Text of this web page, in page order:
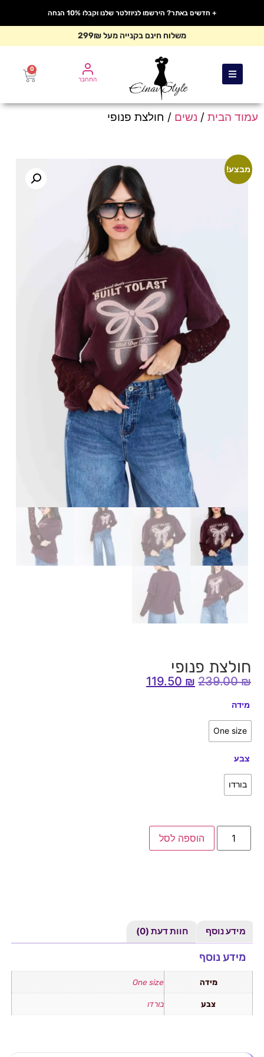
+ חדשים באתר? הירשמו לניוזלטר שלנו וקבלו 10% הנחה
משלוח חינם בקנייה מעל 299₪
0
התחבר
עמוד הבית / נשים / חולצת פנופי
מבצע!
חולצת פנופי
239.00₪
119.50 ₪
מידה
One size
צבע
בורדו
הוספה לסל
מידע נוסף חוות דעת (0)
מידע נוסף
מידה One size
צבע בורדו